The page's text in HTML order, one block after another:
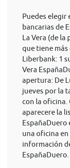
Puedes elegir
bancarias de
La Vera (de la
que tiene más
Liberbank: 1
Vera
apertura: De
jueves por la
con la oficina.
aparecere la
EspañaDuero
una oficina en
información
EspañaDuero.